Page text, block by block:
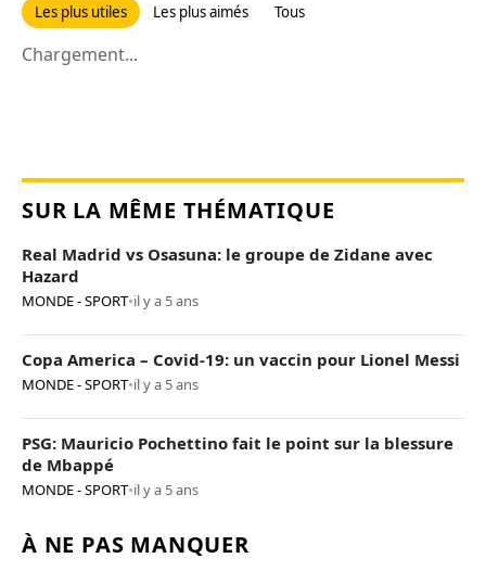
Les plus utiles Les plus aimés Tous
Chargement...
SUR LA MÊME THÉMATIQUE
Real Madrid vs Osasuna: le groupe de Zidane avec
Hazard
MONDE - SPORT•il y a 5 ans
Copa America – Covid-19: un vaccin pour Lionel Messi
MONDE - SPORT•il y a 5 ans
PSG: Mauricio Pochettino fait le point sur la blessure
de Mbappé
MONDE - SPORT•il y a 5 ans
À NE PAS MANQUER